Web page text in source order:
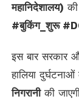
महानिदेशालय)
#बुकिंग_शुरू
इस बार सरकार
हालिया
निगरानीकी